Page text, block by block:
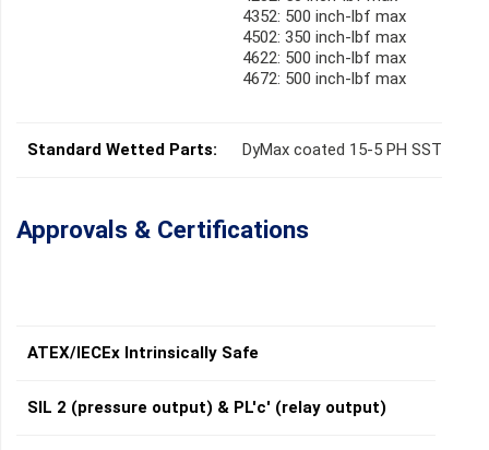
4352: 500 inch-lbf max
4502: 350 inch-lbf max
4622: 500 inch-lbf max
4672: 500 inch-lbf max
Standard Wetted Parts: DyMax coated 15-5 PH SST
Approvals & Certifications
ATEX/IECEx Intrinsically Safe
SIL 2 (pressure output) & PL'c' (relay output)